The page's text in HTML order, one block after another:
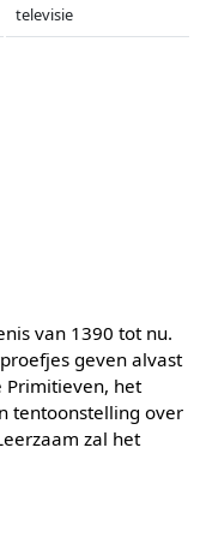
televisie
van 1390 tot nu.
geven alvast
Primitieven, het
tentoonstelling over
zal het